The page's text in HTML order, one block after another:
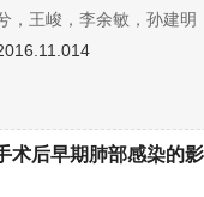
，王峻，李余敏，孙建明
术后早期肺部感染的